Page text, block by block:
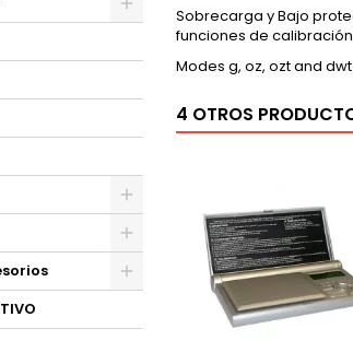
Sobrecarga y Bajo
funciones de
Modes g, oz, ozt and dwt
4 OTROS